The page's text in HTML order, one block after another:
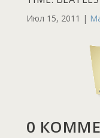
Июл 15, 2011 |
0